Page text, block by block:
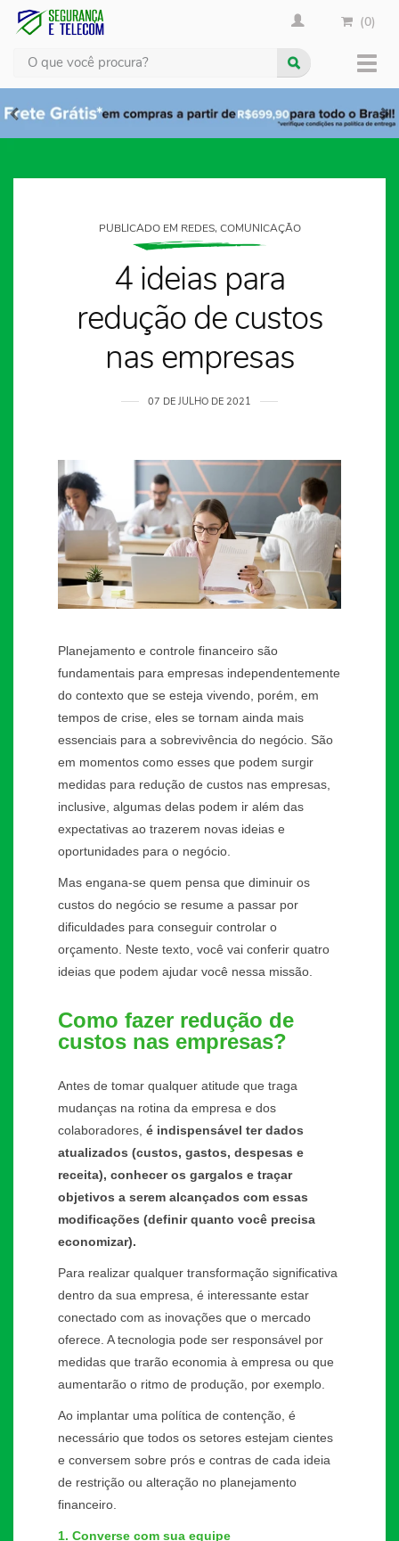
(0)
Busca
PUBLICADO EM REDES, COMUNICAÇÃO
4 ideias para
redução de custos
nas empresas
07 DE JULHO DE 2021
Planejamento e controle financeiro são
fundamentais para empresas independentemente
do contexto que se esteja vivendo, porém, em
tempos de crise, eles se tornam ainda mais
essenciais para a sobrevivência do negócio. São
em momentos como esses que podem surgir
medidas para redução de custos nas empresas,
inclusive, algumas delas podem ir além das
expectativas ao trazerem novas ideias e
oportunidades para o negócio.
Mas engana-se quem pensa que diminuir os
custos do negócio se resume a passar por
dificuldades para conseguir controlar o
orçamento. Neste texto, você vai conferir quatro
ideias que podem ajudar você nessa missão.
Como fazer redução de
custos nas empresas?
Antes de tomar qualquer atitude que traga
mudanças na rotina da empresa e dos
colaboradores, é indispensável ter dados
atualizados (custos, gastos, despesas e
receita), conhecer os gargalos e traçar
objetivos a serem alcançados com essas
modificações (definir quanto você precisa
economizar).
Para realizar qualquer transformação significativa
dentro da sua empresa, é interessante estar
conectado com as inovações que o mercado
oferece. A tecnologia pode ser responsável por
medidas que trarão economia à empresa ou que
aumentarão o ritmo de produção, por exemplo.
Ao implantar uma política de contenção, é
necessário que todos os setores estejam cientes
e conversem sobre prós e contras de cada ideia
de restrição ou alteração no planejamento
financeiro.
1. Converse com sua equipe